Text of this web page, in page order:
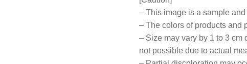
– This image is a sample
– The colors of products and
– Size may vary by 1 to 3
not possible due to actual